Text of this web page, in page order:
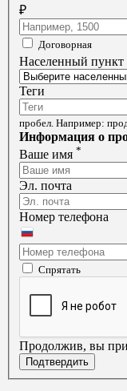
₽
Договорная
Населенный пункт
Теги
пробел. Например:
Информация о
Ваше имя *
Эл. почта
Номер телефона
Спрятать
Продолжив, вы
Подтвердить